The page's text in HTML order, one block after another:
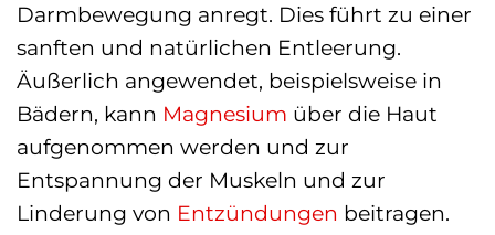
Darmbewegung anregt. Dies führt zu einer
sanften und natürlichen Entleerung.
Äußerlich angewendet, beispielsweise in
Bädern, kann Magnesium über die Haut
aufgenommen werden und zur
Entspannung der Muskeln und zur
Linderung von Entzündungen beitragen.